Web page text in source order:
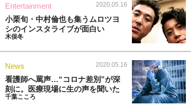
Entertainment 2020.05.16
小栗旬・中村倫也も集うムロツヨ
シのインスタライブが面白い
木俣冬
News 2020.05.16
看護師へ罵声…“コロナ差別”が深
刻に。医療現場に生の声を聞いた
千葉こころ